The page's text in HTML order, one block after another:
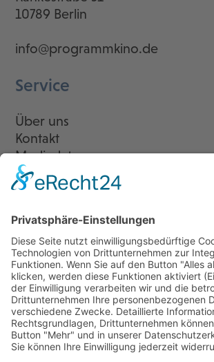
10789 Berlin
info@programmkino.de
Service
Über uns
Kontakt
Mediadaten
Newsletter
LogIn
Legal
Impressum
Datenschutzerklärung
Cookie-Einstellungen